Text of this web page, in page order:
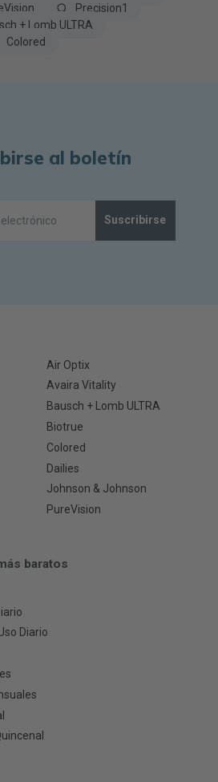
Precision1
+ Lomb ULTRA
Colored
al boletín
Suscribirse
Air Optix
Avaira Vitality
Bausch + Lomb ULTRA
Biotrue
Colored
Dailies
Johnson & Johnson
PureVision
baratos
Diario